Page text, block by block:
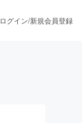
ログイン/新規会員登録